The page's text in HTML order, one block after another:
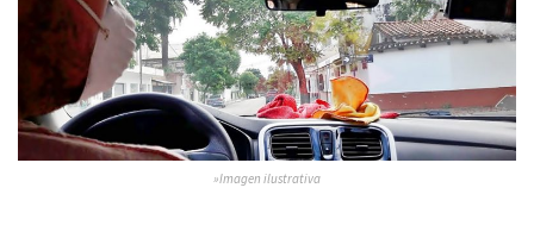
»Imagen ilustrativa